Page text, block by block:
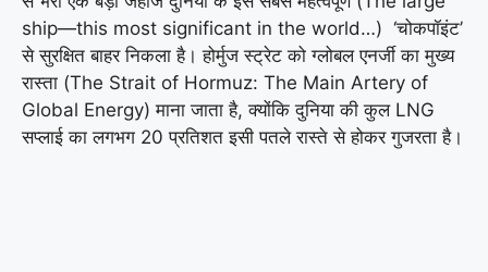
ship—this most significant in the world…) ‘चोकपॉइंट’
से सुरक्षित बाहर निकला है। होर्मुज स्ट्रेट को ग्लोबल एनर्जी का मुख्य
रास्ता (The Strait of Hormuz: The Main Artery of
Global Energy) माना जाता है, क्योंकि दुनिया की कुल LNG
सप्लाई का लगभग 20 प्रतिशत इसी पतले रास्ते से होकर गुजरता है।